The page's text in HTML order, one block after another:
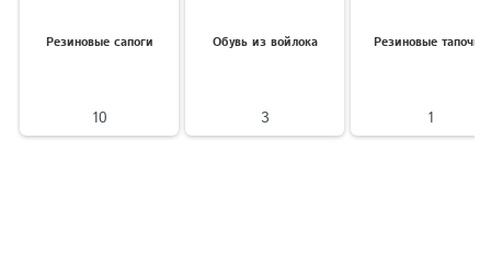
Резиновые сапоги
10
Обувь из войлока
3
Резиновые тапочки
1